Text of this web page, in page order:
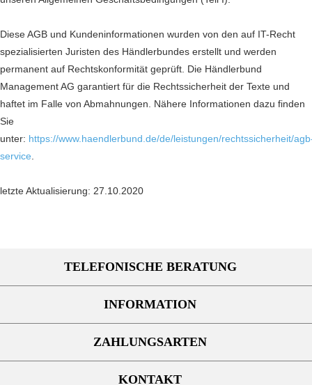
Diese AGB und Kundeninformationen wurden von den auf IT-Recht
spezialisierten Juristen des Händlerbundes erstellt und werden
permanent auf Rechtskonformität geprüft. Die Händlerbund
Management AG garantiert für die Rechtssicherheit der Texte und
haftet im Falle von Abmahnungen. Nähere Informationen dazu finden
Sie
unter: https://www.haendlerbund.de/de/leistungen/rechtssicherheit/
service
letzte Aktualisierung: 27.10.2020
TELEFONISCHE BERATUNG
INFORMATION
ZAHLUNGSARTEN
KONTAKT